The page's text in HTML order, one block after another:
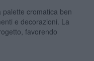
cromatica ben
e decorazioni. La
favorendo